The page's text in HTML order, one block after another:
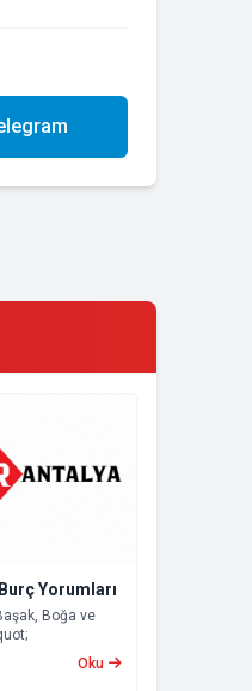
Yorumları
Boğa ve
Oku